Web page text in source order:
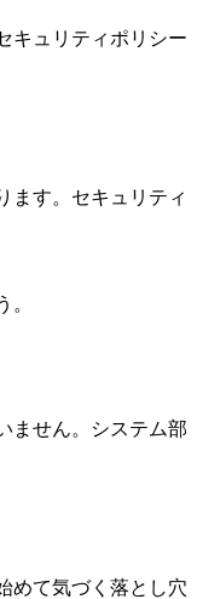
キュリティポリシー
ます。セキュリティ
ません。システム部
めて気づく落とし穴